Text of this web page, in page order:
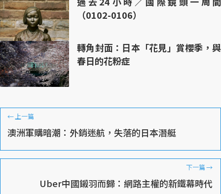
（0102-0106）
轉角封面：日本「花見」賞櫻季，與
春日的花粉症
← 上一篇
澳洲軍購暗潮：外銷迷航，失落的日本潛艇
下一篇→
Uber中國鎩羽而歸：網路主權的新鐵幕時代